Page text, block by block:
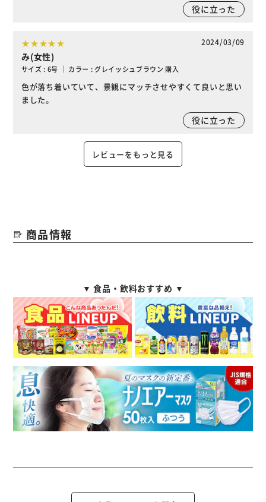
役に立った
2024/03/09
み(女性)
サイズ : 6号 ｜ カラー : グレイッシュブラウン 購入
色が落ち着いていて、景観にマッチさせやすくて良いと思い
ました。
役に立った
レビューをもっと見る
商品情報
▼ 食品・飲料おすすめ ▼